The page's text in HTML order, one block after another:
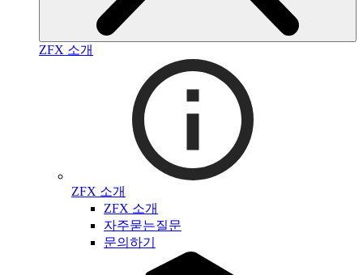
ZFX 소개
ZFX 소개
ZFX 소개
자주묻는질문
문의하기